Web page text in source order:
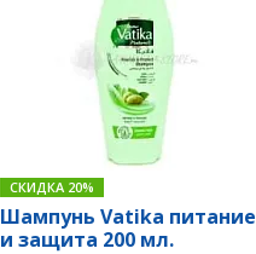
СКИДКА 20%
Шампунь Vatika питание
и защита 200 мл.